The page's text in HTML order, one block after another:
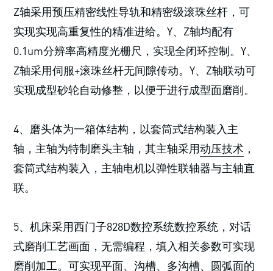
Z轴采用预压精密线性导轨和精密级滚珠丝杆，可
实现实现高重复性的精准进给。Y、Z轴均配有
0.1um分辨率高精度光栅尺，实现全闭环控制。Y、
Z轴采用伺服+滚珠丝杆无间隙传动。Y、Z轴联动可
实现成型砂轮自动修整，以便于进行成型面磨削。
4、磨头体为一箱体结构，以套筒式结构装入主
轴，主轴为特制磨头主轴，其主轴采用动压技术 ，
套筒式结构装入，主轴电机以弹性联轴器与主轴直
联。
5、机床采用西门子828D数控系统数控系统，对话
式磨削工艺画面，无需编程，填入相关参数可实现
磨削加工。可实现平面、沟槽、多沟槽、圆弧面的